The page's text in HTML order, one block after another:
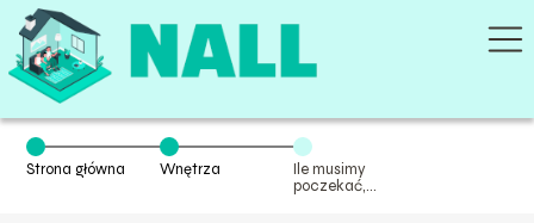
Strona główna Wnętrza
Ile musimy
poczekać,